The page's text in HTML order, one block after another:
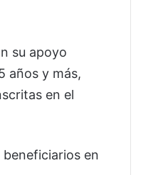
su apoyo
años y más,
en el
en